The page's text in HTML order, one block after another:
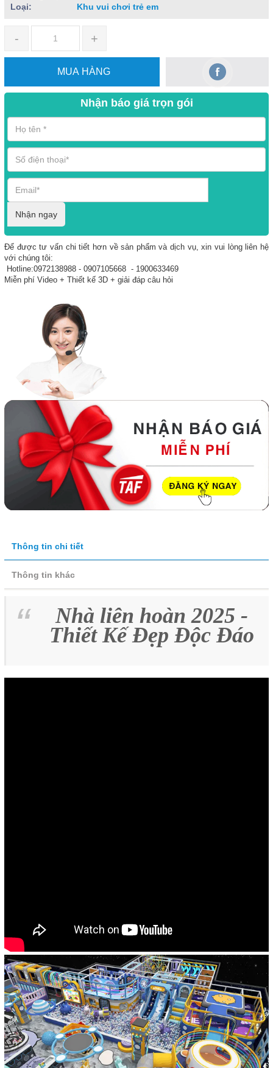
Loại:
Khu vui chơi trẻ em
- +
MUA HÀNG
Nhận báo giá trọn gói
Nhận ngay
Để được tư vấn chi tiết hơn về sản phẩm và dịch vụ, xin vui lòng liên hệ
với chúng tôi:
Hotline:0972138988 - 0907105668 - 1900633469
Miễn phí Video + Thiết kế 3D + giải đáp câu hỏi
Thông tin chi tiết
Thông tin khác
Nhà liên hoàn 2025 -
Thiết Kế Đẹp Độc Đáo